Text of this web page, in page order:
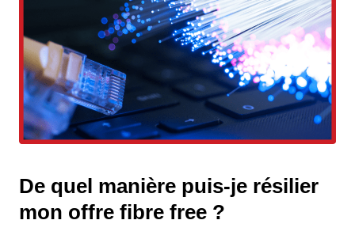
De quel manière puis-je résilier
mon offre fibre free ?